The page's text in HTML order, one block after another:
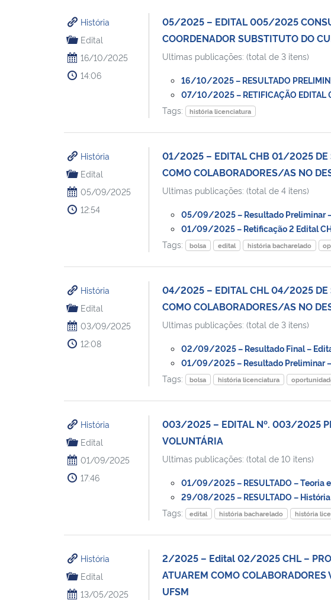
História
Edital
16/10/2025
14:06
05/2025 – EDITAL 005/2025
COORDENADOR SUBSTITUTO DO
Ultimas publicações: (total de 3 itens)
16/10/2025 – RESULTADO
07/10/2025 – RETIFICAÇÃO
Tags:
história licenciatura
História
Edital
05/09/2025
12:54
01/2025 – EDITAL CHB 01/2025 DE
COMO COLABORADORES/AS NO
Ultimas publicações: (total de 4 itens)
05/09/2025 – Resultado Preliminar –
01/09/2025 – Retificação 2 Edital
Tags:
bolsa edital história bacharelado
História
Edital
03/09/2025
12:08
04/2025 – EDITAL CHL 04/2025 DE
COMO COLABORADORES/AS NO
Ultimas publicações: (total de 3 itens)
02/09/2025 – Resultado Final –
01/09/2025 – Resultado Preliminar –
Tags:
bolsa história licenciatura
História
Edital
01/09/2025
17:46
003/2025 – EDITAL Nº. 003/2025
VOLUNTÁRIA
Ultimas publicações: (total de 10 itens)
01/09/2025 – RESULTADO – Teoria
29/08/2025 – RESULTADO –
Tags:
edital história bacharelado história
História
Edital
13/05/2025
2/2025 – Edital 02/2025 CHL –
ATUAREM COMO
UFSM